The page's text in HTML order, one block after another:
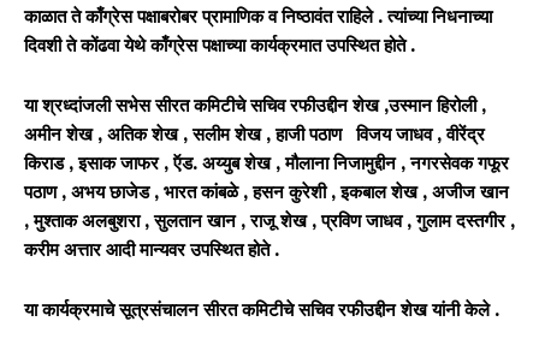
काळात ते काँग्रेस पक्षाबरोबर प्रामाणिक व निष्ठावंत राहिले . त्यांच्या निधनाच्या
दिवशी ते कोंढवा येथे काँग्रेस पक्षाच्या कार्यक्रमात उपस्थित होते .
या श्रध्दांजली सभेस सीरत कमिटीचे सचिव रफीउद्दीन शेख ,उस्मान हिरोली ,
अमीन शेख , अतिक शेख , सलीम शेख , हाजी पठाण विजय जाधव , वीरेंद्र
किराड , इसाक जाफर , ऍड. अय्युब शेख , मौलाना निजामुद्दीन , नगरसेवक गफूर
पठाण , अभय छाजेड , भारत कांबळे , हसन कुरेशी , इकबाल शेख , अजीज खान
, मुश्ताक अलबुशरा , सुलतान खान , राजू शेख , प्रविण जाधव , गुलाम दस्तगीर ,
करीम अत्तार आदी मान्यवर उपस्थित होते .
या कार्यक्रमाचे सूत्रसंचालन सीरत कमिटीचे सचिव रफीउद्दीन शेख यांनी केले .